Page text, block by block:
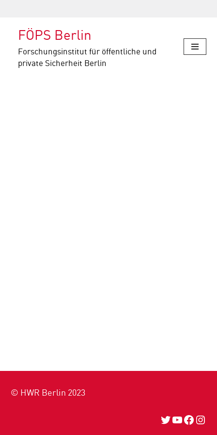
content
FÖPS Berlin
Forschungsinstitut für öffentliche und
private Sicherheit Berlin
© HWR Berlin 2023